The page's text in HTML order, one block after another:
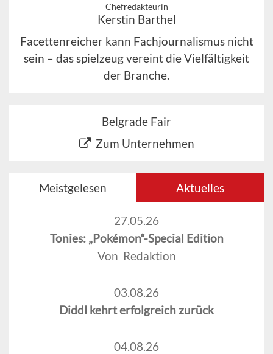
Chefredakteurin
Kerstin Barthel
Facettenreicher kann Fachjournalismus nicht
sein – das spielzeug vereint die Vielfältigkeit
der Branche.
Belgrade Fair
Zum Unternehmen
Meistgelesen Aktuelles
27.05.26
Tonies: „Pokémon“-Special Edition
Von Redaktion
03.08.26
Diddl kehrt erfolgreich zurück
04.08.26